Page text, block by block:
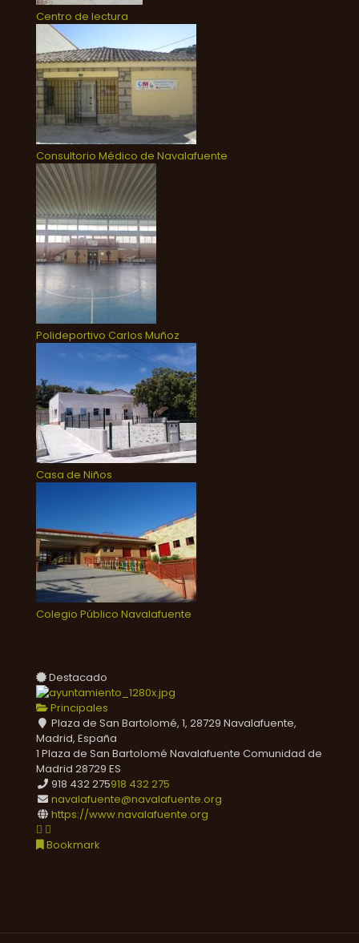
Centro de lectura
Consultorio Médico de Navalafuente
Polideportivo Carlos Muñoz
Casa de Niños
Colegio Público Navalafuente
Destacado
Principales
Plaza de San Bartolomé, 1, 28729 Navalafuente,
Madrid, España
1 Plaza de San Bartolomé Navalafuente Comunidad de
Madrid 28729 ES
918 432 275918 432 275
navalafuente@navalafuente.org
https://www.navalafuente.org
Bookmark